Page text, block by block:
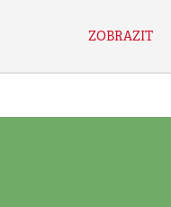
ZOBRAZIT